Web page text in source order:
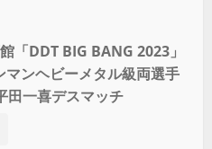
「DDT BIG BANG 2023」
マンヘビーメタル級両選手
田一喜デスマッチ